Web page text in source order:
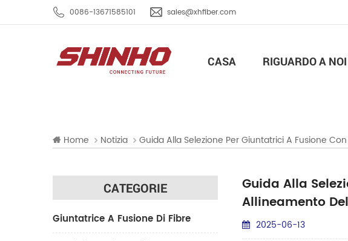
0086-13671585101 sales@xhfiber.com
CASA RIGUARDO A NOI
Home Notizia Guida Alla Selezione Per Giuntatrici A Fusione
CATEGORIE
Giuntatrice A Fusione Di Fibre
Guida Alla
Allineamento
2025-06-13